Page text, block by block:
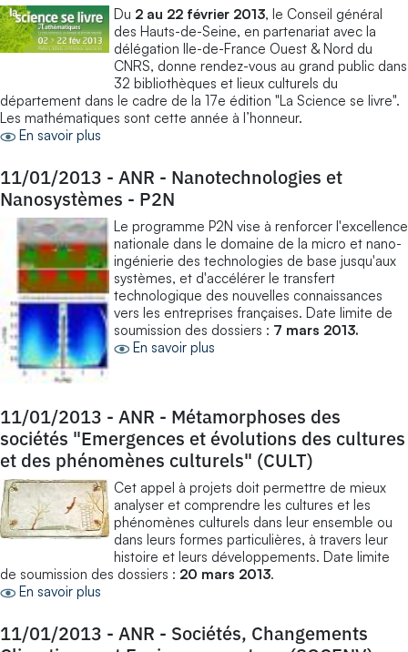
Du 2 au 22 février 2013, le Conseil général
des Hauts-de-Seine, en partenariat avec la
délégation Ile-de-France Ouest & Nord du
CNRS, donne rendez-vous au grand public dans
32 bibliothèques et lieux culturels du
département dans le cadre de la 17e édition "La Science se livre".
Les mathématiques sont cette année à l’honneur.
En savoir plus
11/01/2013 - ANR - Nanotechnologies et
Nanosystèmes - P2N
Le programme P2N vise à renforcer l'excellence
nationale dans le domaine de la micro et nano-
ingénierie des technologies de base jusqu'aux
systèmes, et d'accélérer le transfert
technologique des nouvelles connaissances
vers les entreprises françaises. Date limite de
soumission des dossiers : 7 mars 2013.
En savoir plus
11/01/2013 - ANR - Métamorphoses des
sociétés "Emergences et évolutions des cultures
et des phénomènes culturels" (CULT)
Cet appel à projets doit permettre de mieux
analyser et comprendre les cultures et les
phénomènes culturels dans leur ensemble ou
dans leurs formes particulières, à travers leur
histoire et leurs développements. Date limite
de soumission des dossiers : 20 mars 2013.
En savoir plus
11/01/2013 - ANR - Sociétés, Changements